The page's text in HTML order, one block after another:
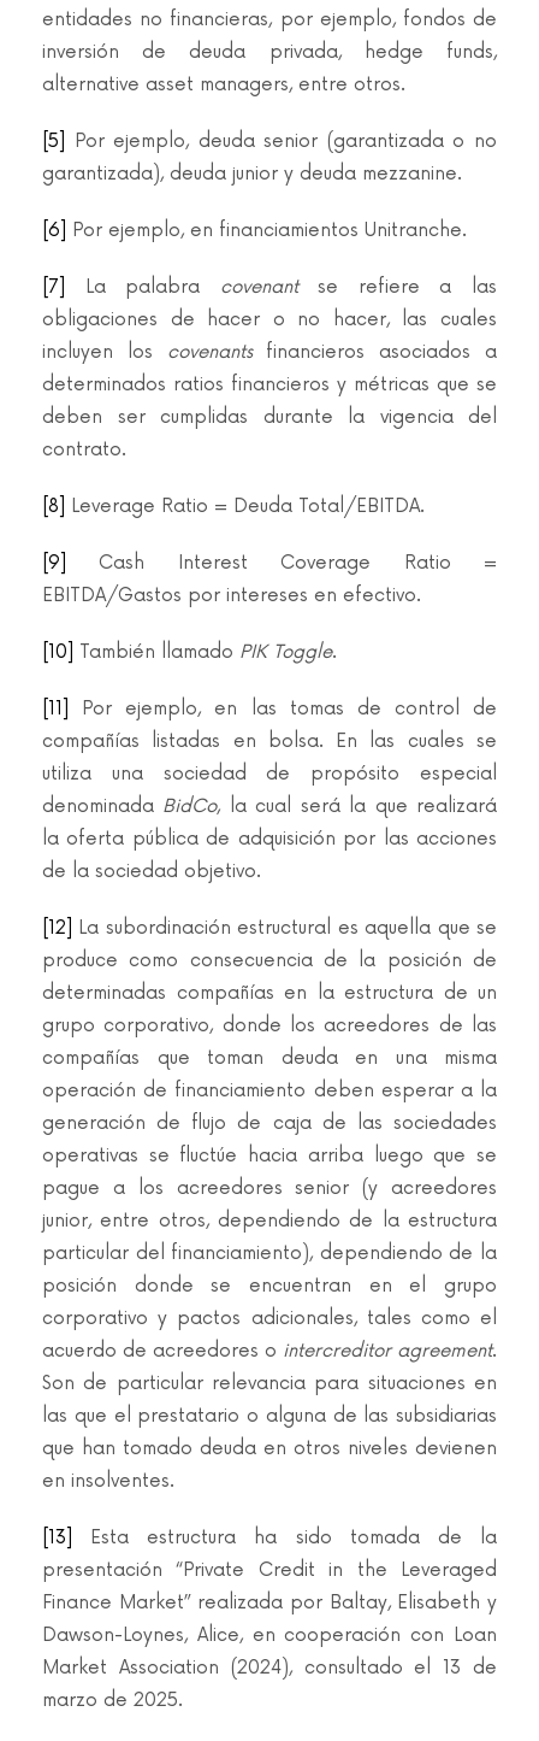
entidades no financieras, por ejemplo, fondos de
inversión de deuda privada, hedge funds,
alternative asset managers, entre otros.
[5]
Por ejemplo, deuda senior (garantizada o no
garantizada), deuda junior y deuda mezzanine.
[6] Por ejemplo, en financiamientos Unitranche.
[7] La palabra covenantse refiere a las
obligaciones de hacer o no hacer, las cuales
incluyen los covenantsfinancieros asociados a
determinados ratios financieros y métricas que se
deben ser cumplidas durante la vigencia del
contrato.
[8] Leverage Ratio = Deuda Total/EBITDA.
[9]
Cash Interest Coverage Ratio =
EBITDA/Gastos por intereses en efectivo.
[10] También llamado PIK Toggle.
[11]
Por ejemplo, en las tomas de control de
compañías listadas en bolsa. En las cuales se
utiliza una sociedad de propósito especial
denominada BidCo, la cual será la que realizará
la oferta pública de adquisición por las acciones
de la sociedad objetivo.
[12]
La subordinación estructural es aquella que se
produce como consecuencia de la posición de
determinadas compañías en la estructura de un
grupo corporativo, donde los acreedores de las
compañías que toman deuda en una misma
operación de financiamiento deben esperar a la
generación de flujo de caja de las sociedades
operativas se fluctúe hacia arriba luego que se
pague a los acreedores senior (y acreedores
junior, entre otros, dependiendo de la estructura
particular del financiamiento), dependiendo de la
posición donde se encuentran en el grupo
corporativo y pactos adicionales, tales como el
acuerdo de acreedores o intercreditor agreement.
Son de particular relevancia para situaciones en
las que el prestatario o alguna de las subsidiarias
que han tomado deuda en otros niveles devienen
en insolventes.
[13]
Esta estructura ha sido tomada de la
presentación “Private Credit in the Leveraged
Finance Market” realizada por Baltay, Elisabeth y
Dawson-Loynes, Alice, en cooperación con Loan
Market Association (2024), consultado el 13 de
marzo de 2025.